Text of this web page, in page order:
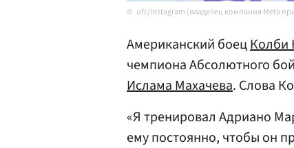
ufc/Instagram (владелец компания Meta
Американский боецКолби
чемпиона Абсолютного
Ислама Махачева. Слова
«Я тренировал Адриано
ему постоянно, чтобы он